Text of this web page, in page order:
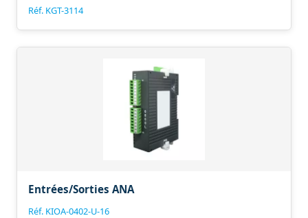
Réf. KGT-3114
Entrées/Sorties ANA
Réf. KIOA-0402-U-16